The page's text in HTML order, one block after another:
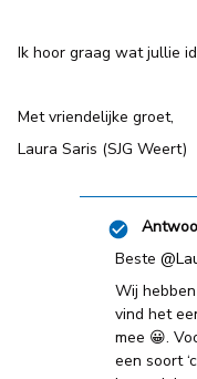
Ik hoor graag wat jullie
Met vriendelijke groet,
Laura Saris (SJG Weert)
Beste
Wij
vind het
mee 😀.
een soort